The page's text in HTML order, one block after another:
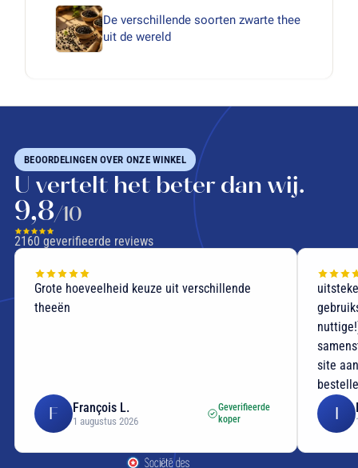
De verschillende soorten zwarte thee
uit de wereld
BEOORDELINGEN OVER ONZE WINKEL
U vertelt het beter dan wij.
9,8/10
2160 geverifieerde reviews
Grote hoeveelheid keuze uit verschillende
theeën
F François L.
1 augustus 2026
Geverifieerde
koper
site
I